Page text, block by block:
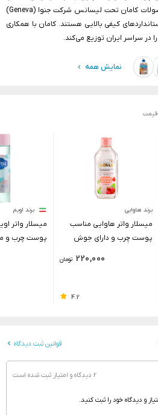
زیست محیطی فعالیت می‌کند محصولات کامان تحت لیسانس شرکت جنوا (Geneva)
کیفی بالایی هستند. کامان با همکاری
در سراسر ایران توزیع می‌کند.
نمایش همه
برند هاوایی
میسلار واتر هاوایی مناسب
پوست چرب و دارای جوش
تومان 220,000
4.2
برند اویم
میسلار واتر
پوست چرب و
قوانین ثبت دیدگاه
2 دیدگاه و امتیاز ثبت شده است
و دیدگاه خود را ثبت کنید.